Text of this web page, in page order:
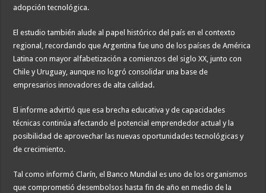
adopción tecnológica.
El estudio también alude al papel histórico del país en el contexto
regional, recordando que Argentina fue uno de los países de América
Latina con mayor alfabetización a comienzos del siglo XX, junto con
Chile y Uruguay, aunque no logró consolidar una base de
empresarios innovadores de alta calidad.
El informe advirtió que esa brecha educativa y de capacidades
técnicas continúa afectando el potencial emprendedor actual y la
posibilidad de aprovechar las nuevas oportunidades tecnológicas y
de crecimiento.
Tal como informó Clarín, el Banco Mundial es uno de los organismos
que comprometió desembolsos hasta fin de año en medio de la